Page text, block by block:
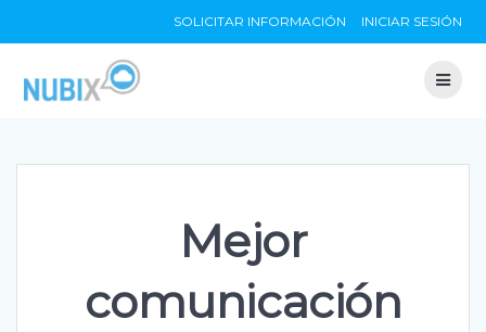
to
SOLICITAR INFORMACIÓN INICIAR SESIÓN
Mejor
comunicación